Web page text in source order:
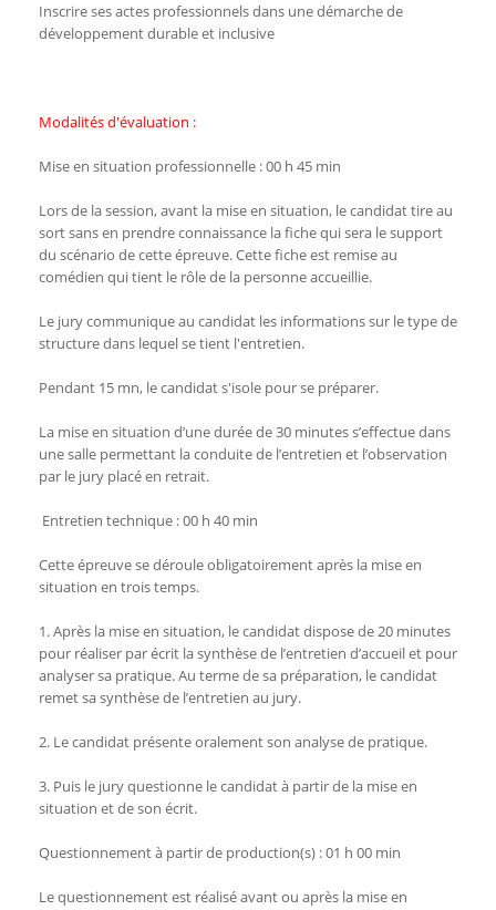
Inscrire ses actes professionnels dans une démarche de
développement durable et inclusive
Modalités d'évaluation :
Mise en situation professionnelle : 00 h 45 min
Lors de la session, avant la mise en situation, le candidat tire au
sort sans en prendre connaissance la fiche qui sera le support
du scénario de cette épreuve. Cette fiche est remise au
comédien qui tient le rôle de la personne accueillie.
Le jury communique au candidat les informations sur le type de
structure dans lequel se tient l'entretien.
Pendant 15 mn, le candidat s'isole pour se préparer.
La mise en situation d’une durée de 30 minutes s’effectue dans
une salle permettant la conduite de l’entretien et l’observation
par le jury placé en retrait.
Entretien technique : 00 h 40 min
Cette épreuve se déroule obligatoirement après la mise en
situation en trois temps.
1. Après la mise en situation, le candidat dispose de 20 minutes
pour réaliser par écrit la synthèse de l’entretien d’accueil et pour
analyser sa pratique. Au terme de sa préparation, le candidat
remet sa synthèse de l’entretien au jury.
2. Le candidat présente oralement son analyse de pratique.
3. Puis le jury questionne le candidat à partir de la mise en
situation et de son écrit.
Questionnement à partir de production(s) : 01 h 00 min
Le questionnement est réalisé avant ou après la mise en